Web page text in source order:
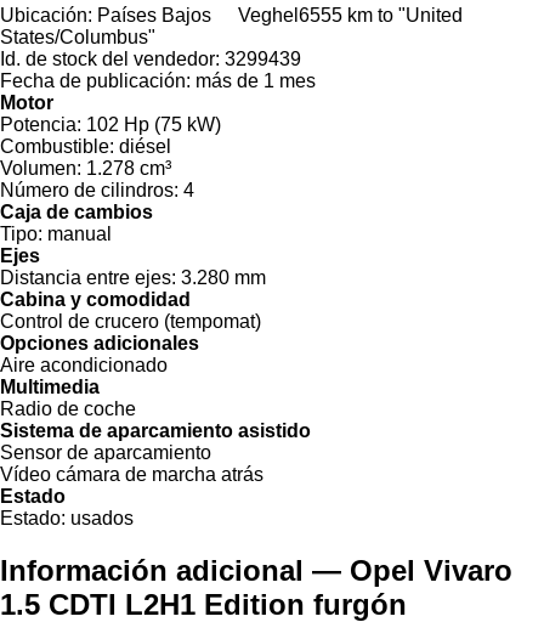
Ubicación: Países Bajos Veghel 6555 km to "United
States/Columbus"
Id. de stock del vendedor: 3299439
Fecha de publicación: más de 1 mes
Motor
Potencia: 102 Hp (75 kW)
Combustible: diésel
Volumen: 1.278 cm³
Número de cilindros: 4
Caja de cambios
Tipo: manual
Ejes
Distancia entre ejes: 3.280 mm
Cabina y comodidad
Control de crucero (tempomat)
Opciones adicionales
Aire acondicionado
Multimedia
Radio de coche
Sistema de aparcamiento asistido
Sensor de aparcamiento
Vídeo cámara de marcha atrás
Estado
Estado: usados
Información adicional — Opel Vivaro
1.5 CDTI L2H1 Edition furgón